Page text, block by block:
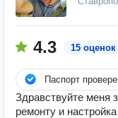
4.3 15 оценок
Паспорт
Здравствуйте меня
ремонту и